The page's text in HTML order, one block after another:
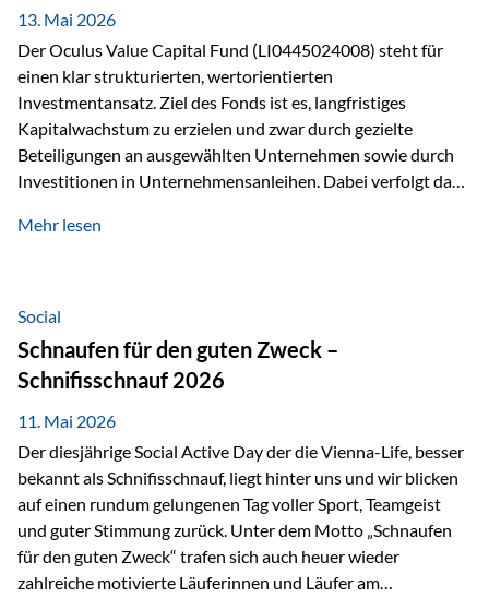
Gerade in…
13. Mai 2026
Der Oculus Value Capital Fund (LI0445024008) steht für
einen klar strukturierten, wertorientierten
Investmentansatz. Ziel des Fonds ist es, langfristiges
Kapitalwachstum zu erzielen und zwar durch gezielte
Beteiligungen an ausgewählten Unternehmen sowie durch
Investitionen in Unternehmensanleihen. Dabei verfolgt das
Marktbewegungen stehen im Fokus, sondern die
innerhalb der Private Wealth Police der Vienna-Life steht
der Oculus Value Capital Fund für einen langfristig
orientierten Value-Investing-Ansatz mit Fokus auf
fundamentale Unternehmensanalyse und nachhaltige
Wertentwicklung. Der Investmentansatz: Value Investing
mit Weitblick Im Zentrum steht ein…
Mehr lesen
Social
Schnaufen für den guten Zweck –
Schnifisschnauf 2026
11. Mai 2026
Der diesjährige Social Active Day der die Vienna-Life, besser
bekannt als Schnifisschnauf, liegt hinter uns und wir blicken
auf einen rundum gelungenen Tag voller Sport, Teamgeist
und guter Stimmung zurück. Unter dem Motto „Schnaufen
für den guten Zweck“ trafen sich auch heuer wieder
zahlreiche motivierte Läuferinnen und Läufer am